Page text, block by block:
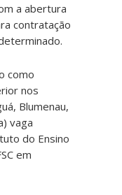
a abertura
contratação
como
nos
Blumenau,
vaga
do Ensino
em